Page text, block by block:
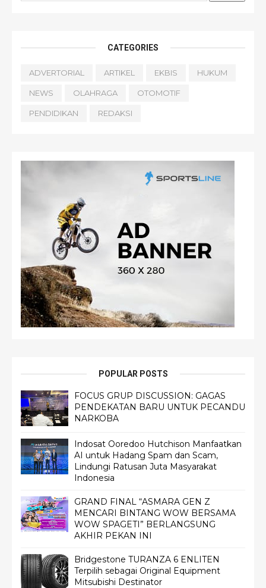
CATEGORIES
ADVERTORIAL ARTIKEL EKBIS HUKUM
NEWS OLAHRAGA OTOMOTIF
PENDIDIKAN REDAKSI
POPULAR POSTS
FOCUS GRUP DISCUSSION: GAGAS
PENDEKATAN BARU UNTUK PECANDU
NARKOBA
Indosat Ooredoo Hutchison Manfaatkan
AI untuk Hadang Spam dan Scam,
Lindungi Ratusan Juta Masyarakat
Indonesia
GRAND FINAL “ASMARA GEN Z
MENCARI BINTANG WOW BERSAMA
WOW SPAGETI” BERLANGSUNG
AKHIR PEKAN INI
Bridgestone TURANZA 6 ENLITEN
Terpilih sebagai Original Equipment
Mitsubishi Destinator